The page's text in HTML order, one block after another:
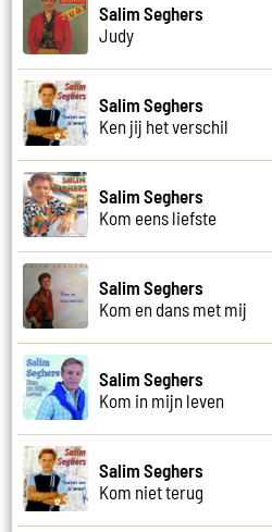
Salim Seghers
Judy
Salim Seghers
Ken jij het verschil
Salim Seghers
Kom eens liefste
Salim Seghers
Kom en dans met mij
Salim Seghers
Kom in mijn leven
Salim Seghers
Kom niet terug